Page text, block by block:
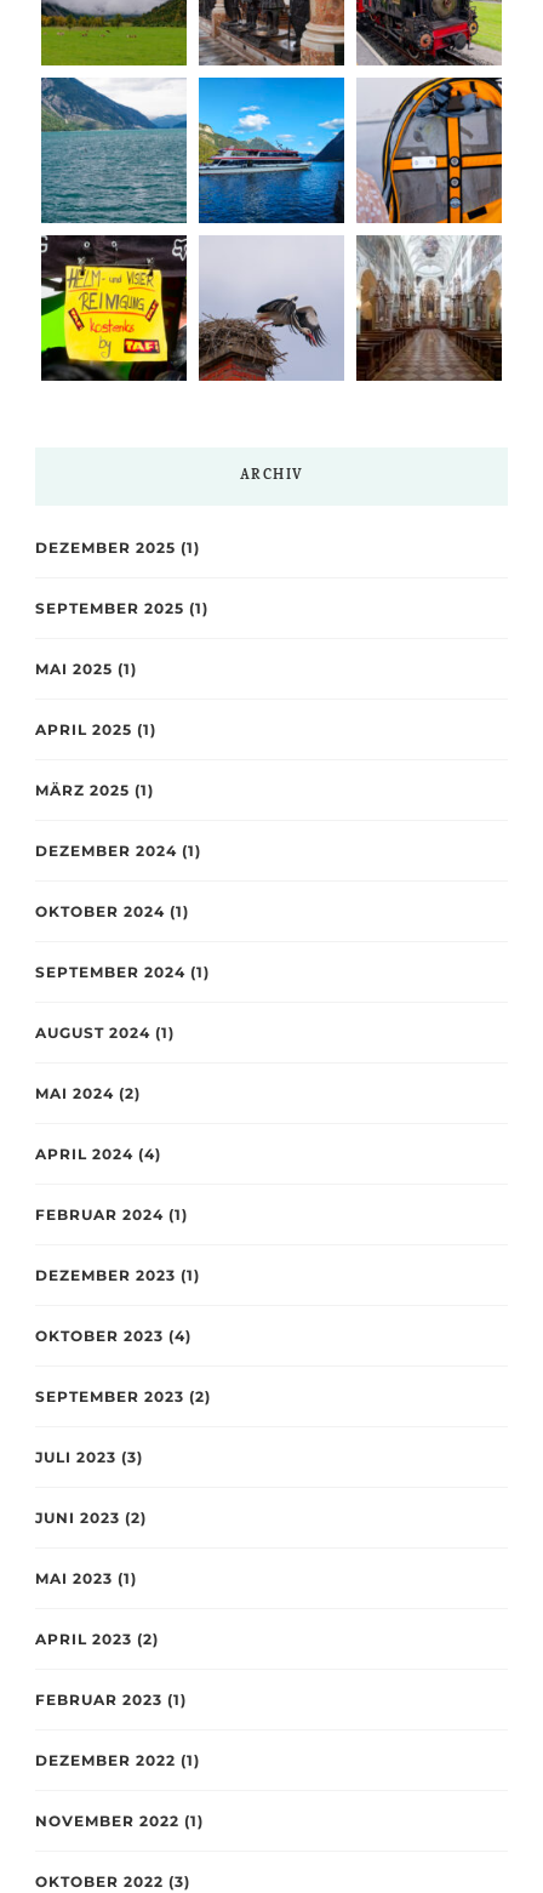
ARCHIV
DEZEMBER 2025 (1)
SEPTEMBER 2025 (1)
MAI 2025 (1)
APRIL 2025 (1)
MÄRZ 2025 (1)
DEZEMBER 2024 (1)
OKTOBER 2024 (1)
SEPTEMBER 2024 (1)
AUGUST 2024 (1)
MAI 2024 (2)
APRIL 2024 (4)
FEBRUAR 2024 (1)
DEZEMBER 2023 (1)
OKTOBER 2023 (4)
SEPTEMBER 2023 (2)
JULI 2023 (3)
JUNI 2023 (2)
MAI 2023 (1)
APRIL 2023 (2)
FEBRUAR 2023 (1)
DEZEMBER 2022 (1)
NOVEMBER 2022 (1)
OKTOBER 2022 (3)